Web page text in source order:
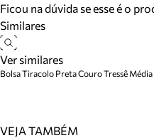
Ficou na dúvida se esse é o
Similares
Ver similares
Bolsa Tiracolo Preta Couro Tressê
VEJA TAMBÉM